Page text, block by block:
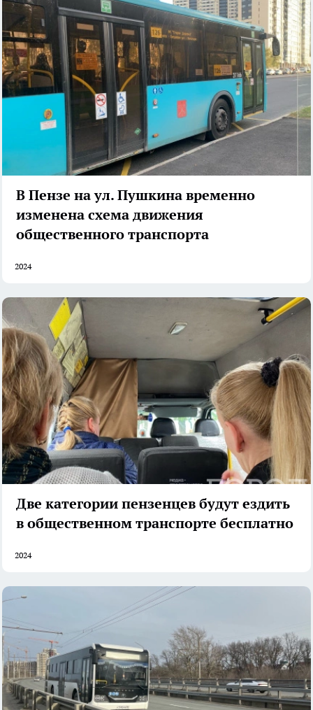
В Пензе на ул. Пушкина временно
изменена схема движения
общественного транспорта
2024
Две категории пензенцев будут ездить
в общественном транспорте бесплатно
2024